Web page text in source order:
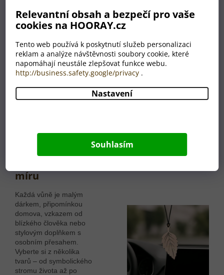
Relevantní obsah a bezpečí pro vaše
cookies na HOORAY.cz
Tento web používá k poskytnutí služeb personalizaci
reklam a analýze návštěvnosti soubory cookie, které
napomáhají neustále zlepšovat funkce webu.
http://business.safety.google/privacy .
Nastavení
Souhlasím
Jak funguje nekonečná
vůně?
Dřevěný přívěsek je napuštěn esenciálním olejem, který se z
něj postupně uvolňuje – jemně, přirozeně a dlouhodobě. Až
vůně zeslábne, stačí přidat jednu nebo dvě kapky
esenciálního oleje přímo na dřevo. Vůně se znovu rozvoní a
vy si ji můžete vychutnávat dál. Takhle jednoduše proměníte
míru
Každá vůně je malým
dárkem, připomínkou
domova, vzkazem od
blízkého člověka nebo
stylovým doplňkem s
osobním přesahem.
Vyberte si z několika
tvarů – od symbolického
stromu života až po